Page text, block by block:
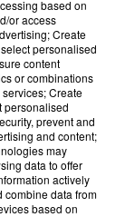
Dennlys
le parc
based on
or access
Create
personalised
content
or combinations
Create
personalised
prevent and
and content;
may
data to offer
actively
combine data from
based on